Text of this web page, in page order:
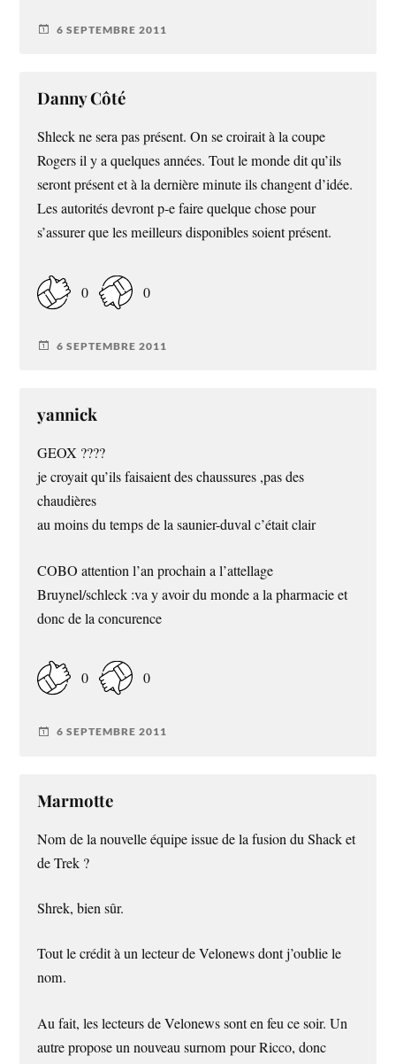
6 SEPTEMBRE 2011
Danny Côté
Shleck ne sera pas présent. On se croirait à la coupe
Rogers il y a quelques années. Tout le monde dit qu’ils
seront présent et à la dernière minute ils changent d’idée.
Les autorités devront p-e faire quelque chose pour
s’assurer que les meilleurs disponibles soient présent.
0 0
6 SEPTEMBRE 2011
yannick
GEOX ????
je croyait qu’ils faisaient des chaussures ,pas des
chaudières
au moins du temps de la saunier-duval c’était clair
COBO attention l’an prochain a l’attellage
Bruynel/schleck :va y avoir du monde a la pharmacie et
donc de la concurence
0 0
6 SEPTEMBRE 2011
Marmotte
Nom de la nouvelle équipe issue de la fusion du Shack et
de Trek ?
Shrek, bien sûr.
Tout le crédit à un lecteur de Velonews dont j’oublie le
nom.
Au fait, les lecteurs de Velonews sont en feu ce soir. Un
autre propose un nouveau surnom pour Ricco, donc